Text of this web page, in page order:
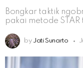
Bongkar taktik
pakai metode
by Jati Sunarto